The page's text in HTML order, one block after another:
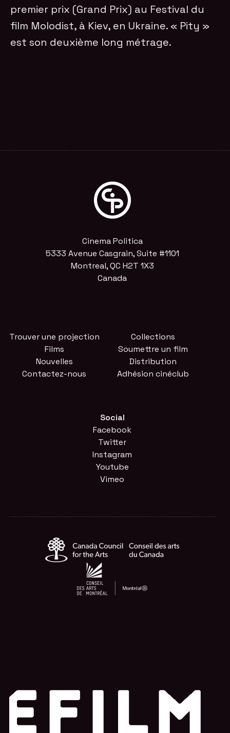
premier prix (Grand Prix) au Festival du
film Molodist, à Kiev, en Ukraine. « Pity »
est son deuxième long métrage.
Cinema Politica
5333 Avenue Casgrain, Suite #1101
Montreal, QC H2T 1X3
Canada
Trouver une projection
Films
Nouvelles
Contactez-nous
Collections
Soumettre un film
Distribution
Adhésion cinéclub
Social
Facebook
Twitter
Instagram
Youtube
Vimeo